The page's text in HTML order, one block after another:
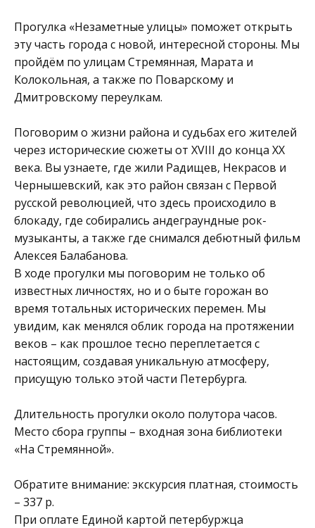
Прогулка «Незаметные улицы» поможет открыть
эту часть города с новой, интересной стороны. Мы
пройдём по улицам Стремянная, Марата и
Колокольная, а также по Поварскому и
Дмитровскому переулкам.
Поговорим о жизни района и судьбах его жителей
через исторические сюжеты от XVIII до конца XX
века. Вы узнаете, где жили Радищев, Некрасов и
Чернышевский, как это район связан с Первой
русской революцией, что здесь происходило в
блокаду, где собирались андеграундные рок-
музыканты, а также где снимался дебютный фильм
Алексея Балабанова.
В ходе прогулки мы поговорим не только об
известных личностях, но и о быте горожан во
время тотальных исторических перемен. Мы
увидим, как менялся облик города на протяжении
веков – как прошлое тесно переплетается с
настоящим, создавая уникальную атмосферу,
присущую только этой части Петербурга.
Длительность прогулки около полутора часов.
Место сбора группы – входная зона библиотеки
«На Стремянной».
Обратите внимание: экскурсия платная, стоимость
– 337 р.
При оплате Единой картой петербуржца